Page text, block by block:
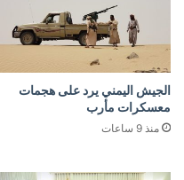
الجيش اليمني يرد على هجمات
معسكرات مأرب
منذ 9 ساعات